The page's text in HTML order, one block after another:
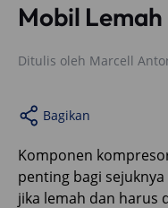
Mobil Lemah
Ditulis oleh Marcell
Bagikan
Komponen
penting bagi
jika lemah dan harus